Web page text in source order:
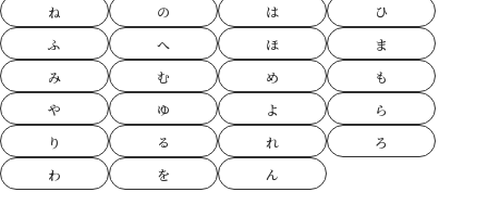
ね
の は
ひ
ふ
へ ほ
ま
み
む め
も
や
ゆ よ
ら
り
る れ
ろ
わ
を ん